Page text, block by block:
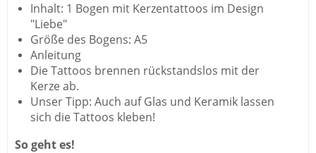
Inhalt: 1 Bogen mit Kerzentattoos im Design
"Liebe"
Größe des Bogens: A5
Anleitung
Die Tattoos brennen rückstandslos mit der
Kerze ab.
Unser Tipp: Auch auf Glas und Keramik lassen
sich die Tattoos kleben!
So geht es!